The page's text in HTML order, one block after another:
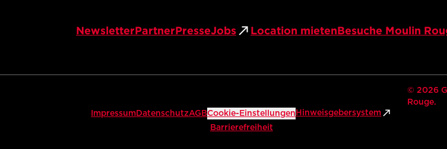
NewsletterPartnerPresseJobs Location mietenBesuche Moulin
Impressum DatenschutzAGBCookie-Einstellungen Hinweisgebersystem
Barrierefreiheit
© 2026
Rouge.